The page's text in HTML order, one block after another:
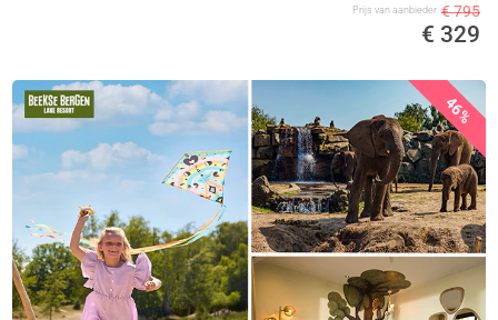
Prijs van aanbieder € 795
€ 329
46%